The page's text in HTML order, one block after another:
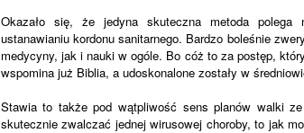
Okazało się, że jedyna skuteczna metoda polega
ustanawianiu kordonu sanitarnego. Bardzo boleśnie
medycyny, jak i nauki w ogóle. Bo cóż to za postęp,
wspomina już Biblia, a udoskonalone zostały w
Stawia to także pod wątpliwość sens planów walki
skutecznie zwalczać jednej wirusowej choroby, to jak